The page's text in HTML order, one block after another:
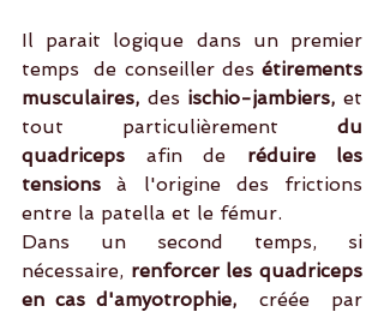
Il parait logique dans un premier
temps  de conseiller des étirements
musculaires, des ischio-jambiers, et
tout particulièrement du
quadriceps afin de réduire les
tensions à l'origine des frictions
entre la patella et le fémur.
Dans un second temps, si
nécessaire, renforcer les quadriceps
en cas d'amyotrophie,
créée  par